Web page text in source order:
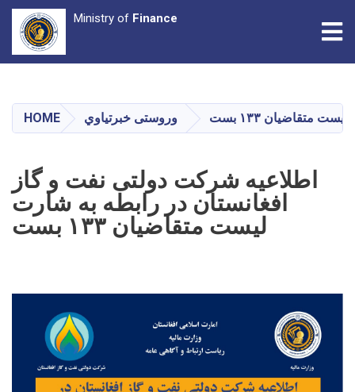
main
content
Ministry of Finance
HOME وروستی خبرتیاوي ۱۳۳ بست
اطلاعیه شرکت دولتی نفت و گاز
افغانستان در رابطه به شارت
لیست متقاضیان ۱۳۳ بست